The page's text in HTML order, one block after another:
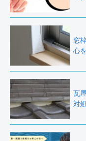
窓
心
瓦
対